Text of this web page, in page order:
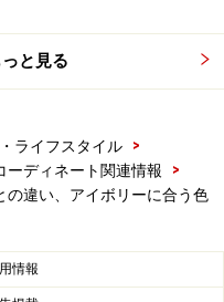
イエロー。斜めスリット
張色。斜めにデザイン
と見る
ライフスタイル
>
ーディネート関連情報
>
の違い、アイボリーに合う色
情報